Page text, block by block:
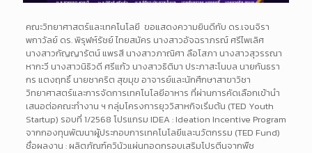
คณะวิทยาศาสตร์และเทคโนโลยี ขอแสดงความยินดีกับ ดร.เจนจิรา
พกาวัลย์ ดร. พิรุฬห์รัชย์ ไทยสมัคร นางสาวอัจฉราภรณ์ ศรีไพเลิศ
นางสาวกัญญารัตน์ แพรสี นางสาวภาณิศา ลือโสภา นางสาวสุวรรณา
หากะวี นางสาวนิธิวดี ศรีแก้ว นางสาวธิติมา ประภาสะโนบล นายกันธรา
กร แตงฤทธิ์ นายชาคริต สุขมุข อาจารย์และนักศึกษาสาขาวิชา
วิทยาศาสตร์และการจัดการเทคโนโลยีอาหาร ที่ผ่านการคัดเลือกเข้านำ
เสนอต่อคณะทำงาน ฯ กลุ่มโครงการยุววิสาหกิจเริ่มต้น (TED Youth
Startup) รอบที่ 1/2568 โปรแกรม IDEA : Ideation Incentive Program
จากกองทุนพัฒนาผู้ประกอบการเทคโนโลยีและนวัตกรรม (TED Fund)
ชื่อผลงาน : ผลิตภัณฑ์ควินัวแผ่นทอดกรอบเสริมโปรตีนจากพืช